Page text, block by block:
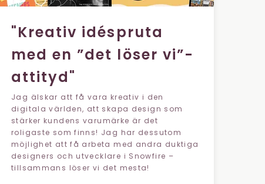
"Kreativ idéspruta
med en ”det löser vi”-
attityd"
Jag älskar att få vara kreativ i den
digitala världen, att skapa design som
stärker kundens varumärke är det
roligaste som finns! Jag har dessutom
möjlighet att få arbeta med andra duktiga
designers och utvecklare i Snowfire –
tillsammans löser vi det mesta!